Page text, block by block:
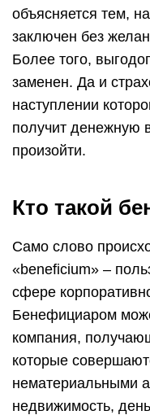
объясняется тем,
заключен без
Более того,
заменен. Да и
наступлении
получит денежную
произойти.
Кто такой
Само слово
«beneficium» –
сфере
Бенефициаром
компания,
которые
нематериальными
недвижимость,